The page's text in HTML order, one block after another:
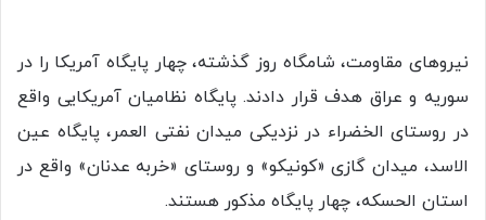
نیروهای مقاومت، شامگاه روز گذشته، چهار پایگاه آمریکا را در
سوریه و عراق هدف قرار دادند. پایگاه نظامیان آمریکایی واقع
در روستای الخضراء در نزدیکی میدان نفتی العمر، پایگاه عین
الاسد، میدان گازی «کونیکو» و روستای «خربه عدنان» واقع در
استان الحسکه، چهار پایگاه مذکور هستند.